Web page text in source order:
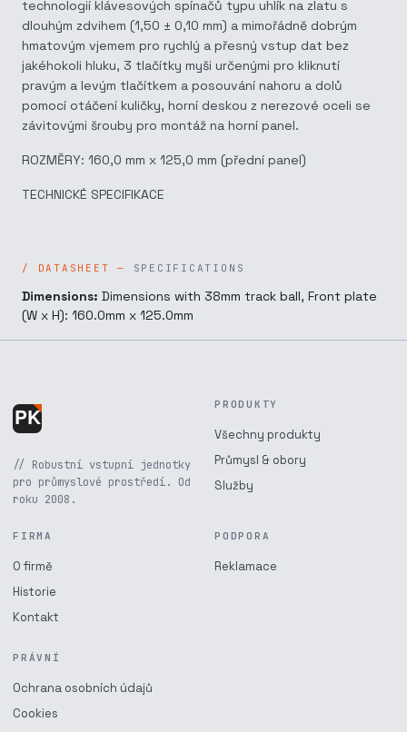
technologií klávesových spínačů typu uhlík na zlatu s
dlouhým zdvihem (1,50 ± 0,10 mm) a mimořádně dobrým
hmatovým vjemem pro rychlý a přesný vstup dat bez
jakéhokoli hluku, 3 tlačítky myši určenými pro kliknutí
pravým a levým tlačítkem a posouvání nahoru a dolů
pomocí otáčení kuličky, horní deskou z nerezové oceli se
závitovými šrouby pro montáž na horní panel.
ROZMĚRY: 160,0 mm x 125,0 mm (přední panel)
TECHNICKÉ SPECIFIKACE
SPECIFICATIONS
Dimensions: Dimensions with 38mm track ball, Front plate
(W x H): 160.0mm x 125.0mm
// Robustní vstupní jednotky
pro průmyslové prostředí. Od
roku 2008.
PRODUKTY
Všechny produkty
Průmysl & obory
Služby
FIRMA
O firmě
Historie
Kontakt
PODPORA
Reklamace
PRÁVNÍ
Ochrana osobních údajů
Cookies